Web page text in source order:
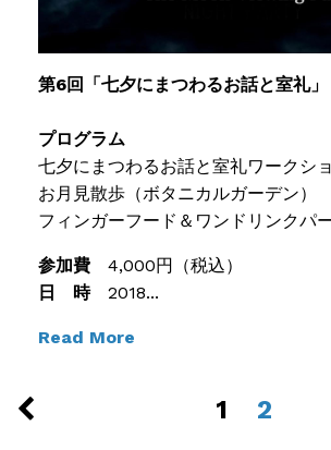
第6回「七夕にまつわるお話と室礼」
プログラム
七夕にまつわるお話と室礼ワークシ
お月見散歩（ボタニカルガーデン）
フィンガーフード＆ワンドリンクパ
参加費 4,000円（税込）
日 時2018...
Read More
1 2